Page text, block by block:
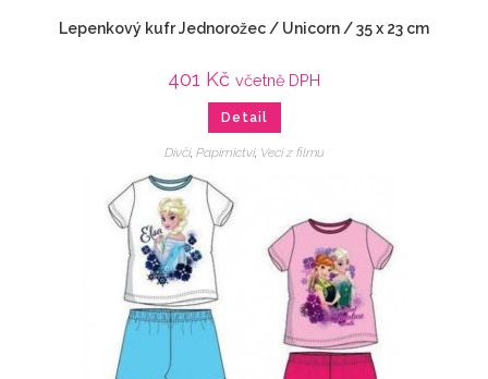
Lepenkový kufr Jednorožec / Unicorn / 35 x 23 cm
401 Kč včetně DPH
Detail
Dívčí, Papírnictví, Veci z filmu